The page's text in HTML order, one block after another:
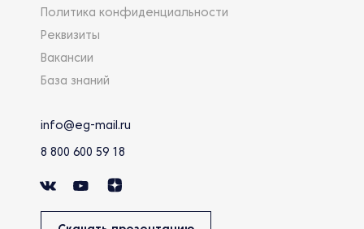
Политика конфиденциальности
Реквизиты
Вакансии
База знаний
info@eg-mail.ru
8 800 600 59 18